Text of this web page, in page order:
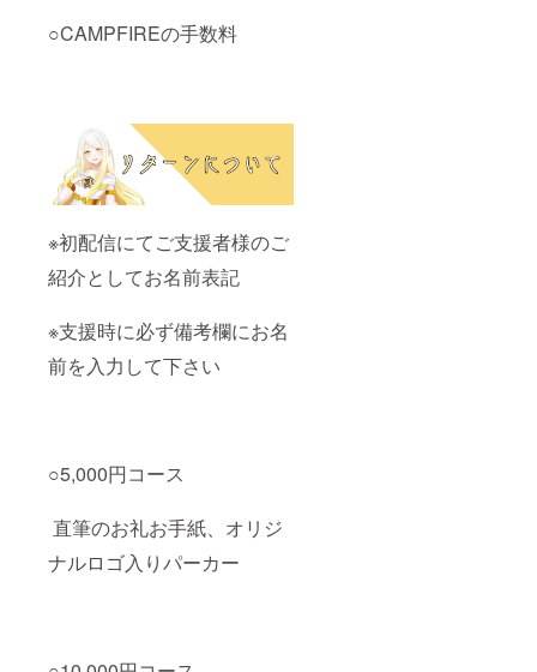
○CAMPFIREの手数料
※初配信にてご支援者様のご
紹介としてお名前表記
※支援時に必ず備考欄にお名
前を入力して下さい
○5,000円コース
直筆のお礼お手紙、オリジ
ナルロゴ入りパーカー